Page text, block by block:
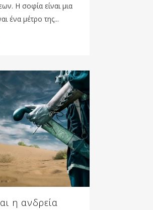
Η σοφία είναι μια
ένα μέτρο της...
η ανδρεία